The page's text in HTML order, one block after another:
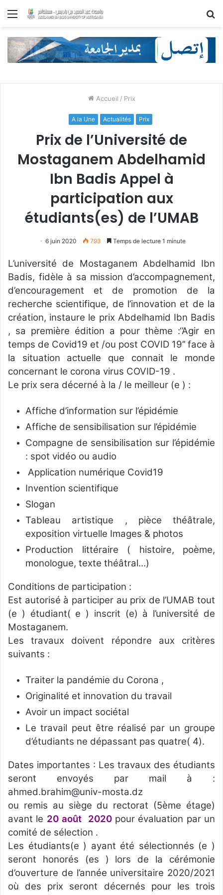
Menu
Accueil / Prix
A la Une Actualités Prix
Prix de l’Université de
Mostaganem Abdelhamid
Ibn Badis Appel à
participation aux
étudiants(es) de l’UMAB
6 juin 2020 793 Temps de lecture 1 minute
L’université de Mostaganem Abdelhamid Ibn
Badis, fidèle à sa mission d’accompagnement,
d’encouragement et de promotion de la
recherche scientifique, de l’innovation et de la
création, instaure le prix Abdelhamid Ibn Badis
, sa première édition a pour thème :‘’Agir en
temps de Covid19 et /ou post COVID 19’’ face à
la situation actuelle que connait le monde
concernant le corona virus COVID-19 .
Le prix sera décerné à la / le meilleur (e ) :
Affiche d’information sur l’épidémie
Affiche de sensibilisation sur l’épidémie
Compagne de sensibilisation sur l’épidémie
: spot vidéo ou audio
Application numérique Covid19
Invention scientifique
Slogan
Tableau artistique , pièce théâtrale,
exposition virtuelle Images & photos
Production littéraire ( histoire, poème,
monologue, texte théâtral…)
Conditions de participation :
Est autorisé à participer au prix de l’UMAB tout
(e ) étudiant( e ) inscrit (e) à l’université de
Mostaganem.
Les travaux doivent répondre aux critères
suivants :
Traiter la pandémie du Corona ,
Originalité et innovation du travail
Avoir un impact sociétal
Le travail peut être réalisé par un groupe
d’étudiants ne dépassant pas quatre( 4).
Dates importantes : Les travaux des étudiants
seront envoyés par mail à :
ahmed.brahim@univ-mosta.dz
ou remis au siège du rectorat (5ème étage)
avant le 20 août 2020pour évaluation par un
comité de sélection .
Les étudiants(e ) ayant été sélectionnés (e )
seront honorés (es ) lors de la cérémonie
d’ouverture de l’année universitaire 2020/2021
où des prix seront décernés pour les trois